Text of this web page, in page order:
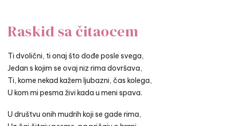
Raskid sa čitaocem
Ti dvolični, ti onaj što dođe posle svega,
Jedan s kojim se ovaj niz rima dovršava,
Ti, kome nekad kažem ljubazni, čas kolega,
U kom mi pesma živi kada u meni spava.
U društvu onih mudrih koji se gade rima,